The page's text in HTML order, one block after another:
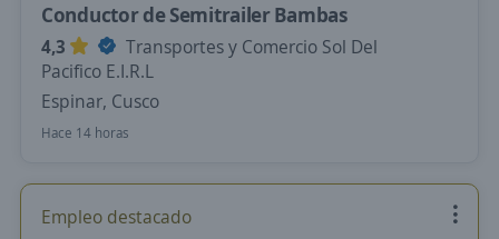
Conductor de Semitrailer Bambas
4,3
Transportes y Comercio Sol Del
Pacifico E.I.R.L
Espinar, Cusco
Hace 14 horas
Empleo destacado